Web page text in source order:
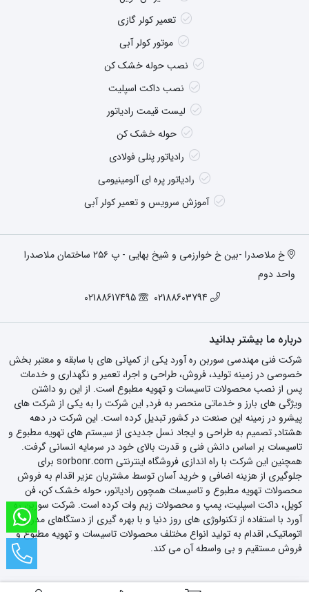
تعمیر کولر گازی
موتور کولر آبی
نصب حوله خشک کن
نصب داکت اسپلیت
لیست قیمت رادیاتور
حوله خشک کن
رادیاتور پنلی فولادی
رادیاتور پره ای آلومینیومی
آموزش سرویس و تعمیر کولر آبی
خ ملاصدرا -بین خ خوارزمی و شیخ بهایی - پ ۲۵۶ ساختمان ملاصدرا
واحد دوم
02188603794
02188617495
درباره ما بیشتر بدانید
شرکت فنی مهندسی سوربن ره آورد یکی از کمپانی های با سابقه و معتبر بخش
خصوصی در زمینه تولید، فروش، طراحی و اجرا، تعمیر و نگهداری و خدمات
پس از نصب محصولات تاسیسات و تهویه مطبوع است. از این رو داشتن
ویژگی های بارز و خدماتی منحصر به فرد٬ این شرکت را به یکی از شرکت های
پیشرو در زمینه این صنعت در کشور تبدیل کرده است. این شرکت در دهه
هشتاد٬ تصمیم به طراحی و ایجاد نسل جدیدی از سیستم های تهویه مطبوع و
تاسیسات بر اساس دانش فنی و قدرت بالای خود در سرمایه انسانی گرفت.
همچنین این شرکت با راه اندازی فروشگاه اینترنتی sorbonr.com برای
جلوگیری از هزینه اضافی و خرید آسان توسط مشتریان عزیر اقدام به فروش
محصولات تهویه مطبوع و تاسیسات همچون رادیاتور، حوله خشک کن، فن
کویل، داکت اسپلیت، پمپ و محصولات زیم وات کرده است. شرکت سوربن ره
آورد با استفاده از تکنولوژی های روز دنیا و با بهره گیری از دستگاهای مدرن و
اتوماتیک٬ اقدام به تولید انواع مختلف محصولات تاسیسات و تهویه مطبوع و
فروش مستقیم و بی واسطه آن می کند.